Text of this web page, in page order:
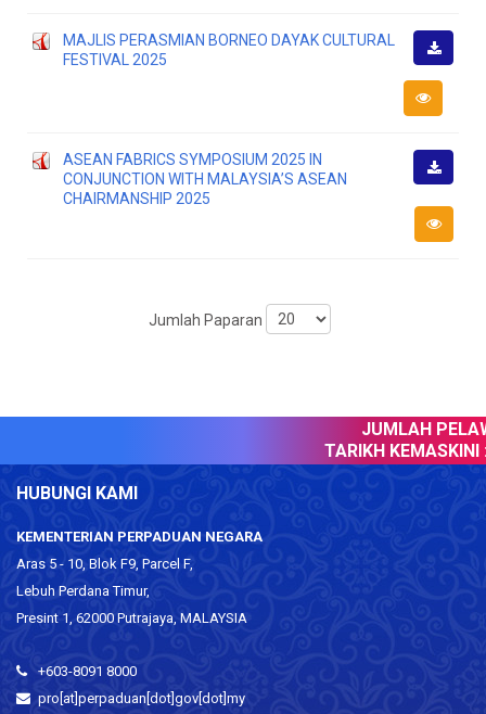
MAJLIS PERASMIAN BORNEO DAYAK CULTURAL
FESTIVAL 2025
Turun
ASEAN FABRICS SYMPOSIUM 2025 IN
CONJUNCTION WITH MALAYSIA’S ASEAN
CHAIRMANSHIP 2025
Turun
Jumlah Paparan
JUMLAH
TARIKH KEMASKINI :
HUBUNGI KAMI
KEMENTERIAN PERPADUAN NEGARA
Aras 5 - 10, Blok F9, Parcel F,
Lebuh Perdana Timur,
Presint 1, 62000 Putrajaya, MALAYSIA
+603-8091 8000
pro[at]perpaduan[dot]gov[dot]my